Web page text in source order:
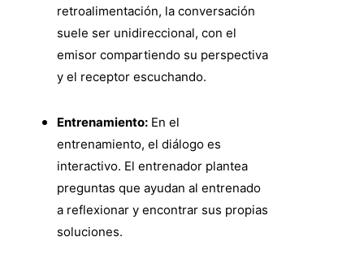
retroalimentación, la conversación
suele ser unidireccional, con el
emisor compartiendo su perspectiva
y el receptor escuchando.
Entrenamiento: En el
entrenamiento, el diálogo es
interactivo. El entrenador plantea
preguntas que ayudan al entrenado
a reflexionar y encontrar sus propias
soluciones.